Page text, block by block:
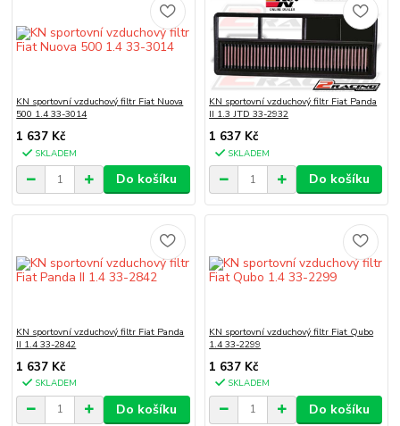
KN sportovní vzduchový filtr Fiat Nuova
500 1.4 33-3014
1 637 Kč
SKLADEM
Do košíku
KN sportovní vzduchový filtr Fiat Panda
II 1.3 JTD 33-2932
1 637 Kč
SKLADEM
Do košíku
KN sportovní vzduchový filtr Fiat Panda
II 1.4 33-2842
1 637 Kč
SKLADEM
Do košíku
KN sportovní vzduchový filtr Fiat Qubo
1.4 33-2299
1 637 Kč
SKLADEM
Do košíku